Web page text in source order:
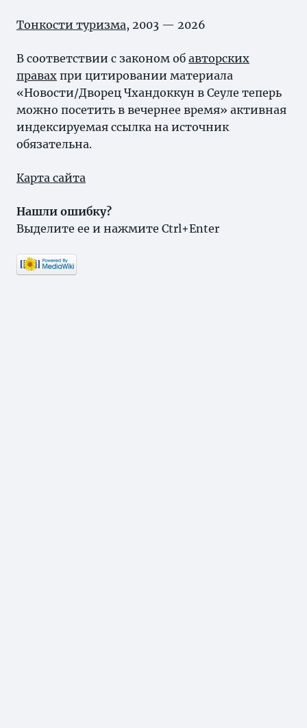
Тонкости туризма, 2003 — 2026
В соответствии с законом об авторских
правах при цитировании материала
«Новости/Дворец Чхандоккун в Сеуле теперь
можно посетить в вечернее время» активная
индексируемая ссылка на источник
обязательна.
Карта сайта
Нашли ошибку?
Выделите ее и нажмите Ctrl+Enter